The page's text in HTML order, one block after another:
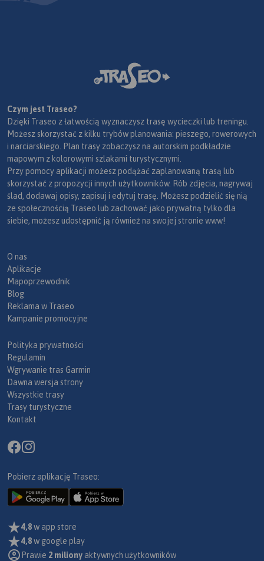
Czym jest Traseo?
Dzięki Traseo z łatwością wyznaczysz trasę wycieczki lub treningu.
Możesz skorzystać z kilku trybów planowania: pieszego, rowerowych
i narciarskiego. Plan trasy zobaczysz na autorskim podkładzie
mapowym z kolorowymi szlakami turystycznymi.
Przy pomocy aplikacji możesz podążać zaplanowaną trasą lub
skorzystać z propozycji innych użytkowników. Rób zdjęcia, nagrywaj
ślad, dodawaj opisy, zapisuj i edytuj trasę. Możesz podzielić się nią
ze społecznością Traseo lub zachować jako prywatną tylko dla
siebie, możesz udostępnić ją również na swojej stronie www!
O nas
Aplikacje
Mapoprzewodnik
Blog
Reklama w Traseo
Kampanie promocyjne
Polityka prywatności
Regulamin
Wgrywanie tras Garmin
Dawna wersja strony
Wszystkie trasy
Trasy turystyczne
Kontakt
Pobierz aplikację Traseo:
4,8w app store
4,8w google play
Prawie 2 miliony aktywnych użytkowników